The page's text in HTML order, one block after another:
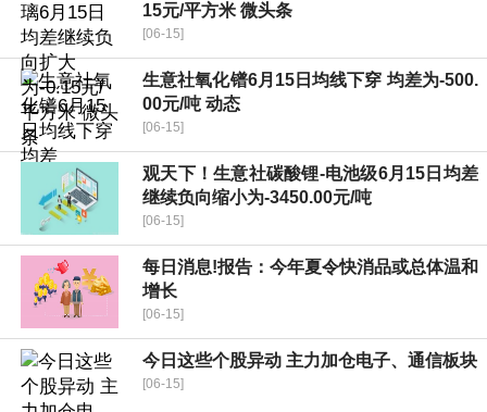
15元/平方米 微头条
[06-15]
生意社氧化镨6月15日均线下穿 均差为-500.
00元/吨 动态
[06-15]
观天下！生意社碳酸锂-电池级6月15日均差
继续负向缩小为-3450.00元/吨
[06-15]
每日消息!报告：今年夏令快消品或总体温和
增长
[06-15]
今日这些个股异动 主力加仓电子、通信板块
[06-15]